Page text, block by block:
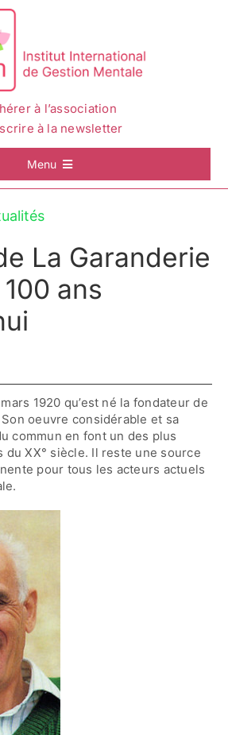
à l’association
à la newsletter
Menu
Gestion Mentale
L’IIGM
Accès adhérent·es
La Garanderie
ans
1920 qu’est né la fondateur de
oeuvre considérable et sa
commun en font un des plus
du XX° siècle. Il reste une source
pour tous les acteurs actuels